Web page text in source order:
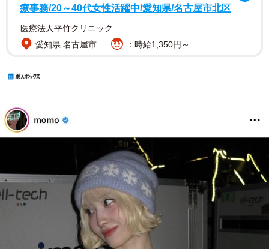
療事務/20～40代女性活躍中/愛知県/名古屋市北区
医療法人平竹クリニック
愛知県 名古屋市
：時給1,350円～